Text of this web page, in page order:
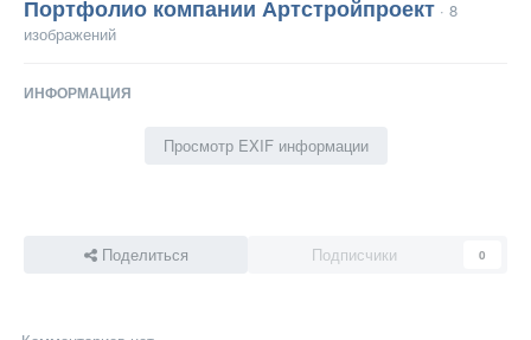
Портфолио компании Артстройпроект · 8
изображений
ИНФОРМАЦИЯ
Просмотр EXIF информации
Поделиться Подписчики 0